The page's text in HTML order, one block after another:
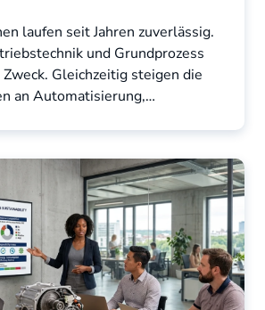
laufen seit Jahren zuverlässig.
und Grundprozess
Gleichzeitig steigen die
an Automatisierung,